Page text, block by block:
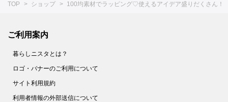
TOP ショップ 100均素材でラッピング♡使えるアイデア盛りだくさん！
ご利用案内
暮らしニスタとは？
ロゴ・バナーのご利用について
サイト利用規約
利用者情報の外部送信について